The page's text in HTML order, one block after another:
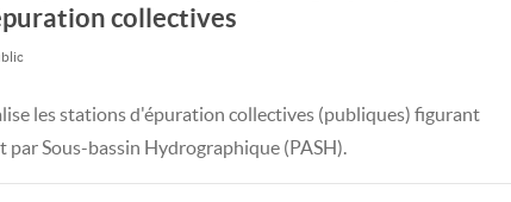
collectives
les stations d'épuration collectives (publiques) figurant
par Sous-bassin Hydrographique (PASH).